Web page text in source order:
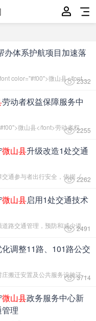
办体系护航项目加速落
立足企业发展实际需求，<font color="#f00">微山县</font>还...
2332
劳动者权益保障服务中
因工作需要，<font color="#f00">微山县</font>劳动者权益保...
2255
微山县升级改造1处交通
为维护道路交通秩序，保障交通参与者出行安全，依据《中华人...
2262
微山县启用1处交通技术
为规范道路交通秩序，加强道路交通管理，预防和减少道路交通...
2491
调整11路、101路公交
为切实满足傅村街道压煤村庄搬迁安置及公共服务设施迁建后的...
3714
微山县政务服务中心新
理